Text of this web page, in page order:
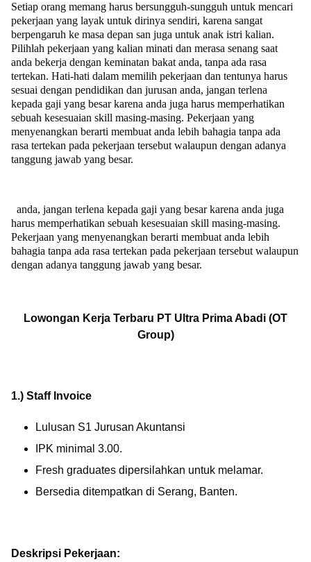
Setiap orang memang harus bersungguh-sungguh untuk mencari
pekerjaan yang layak untuk dirinya sendiri, karena sangat
berpengaruh ke masa depan san juga untuk anak istri kalian.
Pilihlah pekerjaan yang kalian minati dan merasa senang saat
anda bekerja dengan keminatan bakat anda, tanpa ada rasa
tertekan. Hati-hati dalam memilih pekerjaan dan tentunya harus
sesuai dengan pendidikan dan jurusan anda, jangan terlena
kepada gaji yang besar karena anda juga harus memperhatikan
sebuah kesesuaian skill masing-masing. Pekerjaan yang
menyenangkan berarti membuat anda lebih bahagia tanpa ada
rasa tertekan pada pekerjaan tersebut walaupun dengan adanya
tanggung jawab yang besar.
anda, jangan terlena kepada gaji yang besar karena anda juga
harus memperhatikan sebuah kesesuaian skill masing-masing.
Pekerjaan yang menyenangkan berarti membuat anda lebih
bahagia tanpa ada rasa tertekan pada pekerjaan tersebut walaupun
dengan adanya tanggung jawab yang besar.
Lowongan Kerja Terbaru PT Ultra Prima Abadi (OT
Group)
1.) Staff Invoice
Lulusan S1 Jurusan Akuntansi
IPK minimal 3.00.
Fresh graduates dipersilahkan untuk melamar.
Bersedia ditempatkan di Serang, Banten.
Deskripsi Pekerjaan: